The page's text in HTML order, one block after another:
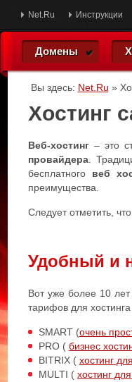
Net.Ru Инструкции
Домены
Вы здесь: Net.Ru »
Хостинг
Веб-хостинг – это
провайдера .
бесплатного веб
преимущества.
Следует отметить,
Удобный и
Вот уже более 10
тарифов для
SMART (очень
PRO ( бизнес
BITRIX ( хостинг
MULTI ( хостинг